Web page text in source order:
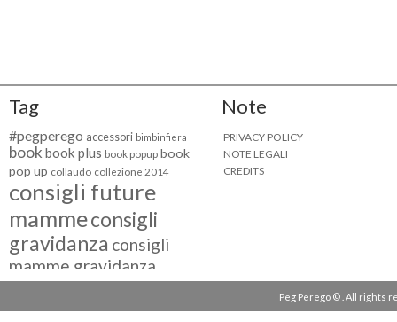
Tag
#pegperego accessori bimbinfiera
book book plus book popup book
pop up collaudo collezione 2014
consigli future
mammeconsigli
gravidanza consigli
mamme gravidanza
consigli maternità
eventi peg perego
Note
PRIVACY POLICY
NOTE LEGALI
CREDITS
Peg Perego © . All rights